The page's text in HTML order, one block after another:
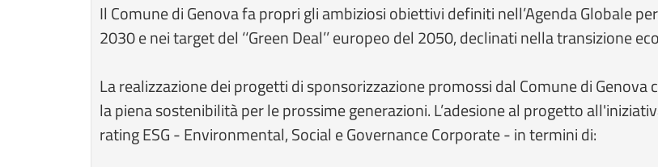
Il Comune di Genova fa propri gli ambiziosi obiettivi definiti nell’Agenda Globale
2030 e nei target del ‘‘Green Deal’’ europeo del 2050, declinati nella transizione
La realizzazione dei progetti di sponsorizzazione promossi dal Comune di
la piena sostenibilità per le prossime generazioni. L’adesione al progetto
rating ESG - Environmental, Social e Governance Corporate - in termini di: